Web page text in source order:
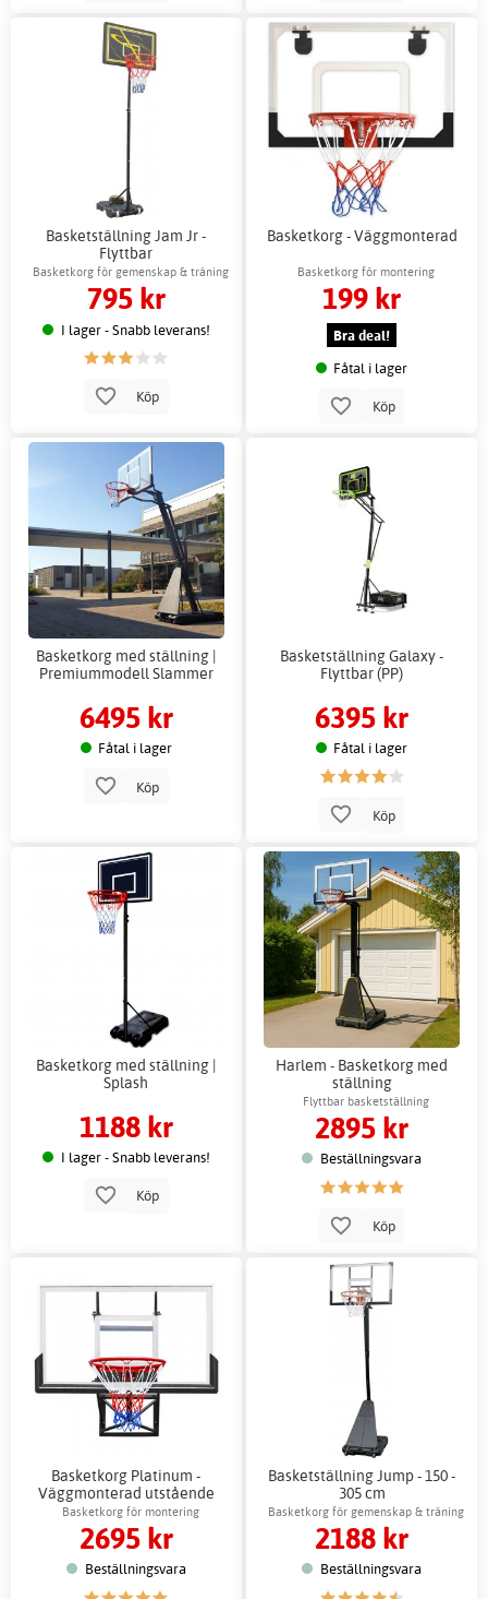
Basketställning Jam Jr -
Flyttbar
Basketkorg för gemenskap & träning
795 kr
I lager - Snabb leverans!
Köp
Basketkorg - Väggmonterad
Basketkorg för montering
199 kr
Bra deal!
Fåtal i lager
Köp
Basketkorg med ställning |
Premiummodell Slammer
6495 kr
Fåtal i lager
Köp
Basketställning Galaxy -
Flyttbar (PP)
6395 kr
Fåtal i lager
Köp
Basketkorg med ställning |
Splash
1188 kr
I lager - Snabb leverans!
Köp
Harlem - Basketkorg med
ställning
Flyttbar basketställning
2895 kr
Beställningsvara
Köp
Basketkorg Platinum -
Väggmonterad utstående
Basketkorg för montering
2695 kr
Beställningsvara
Basketställning Jump - 150 -
305 cm
Basketkorg för gemenskap & träning
2188 kr
Beställningsvara